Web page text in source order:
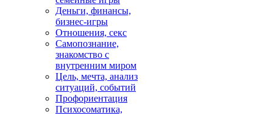
Деньги, финансы,
бизнес-игры
Отношения, секс
Самопознание,
знакомство с
внутренним миром
Цель, мечта, анализ
ситуаций, событий
Профориентация
Психосоматика,